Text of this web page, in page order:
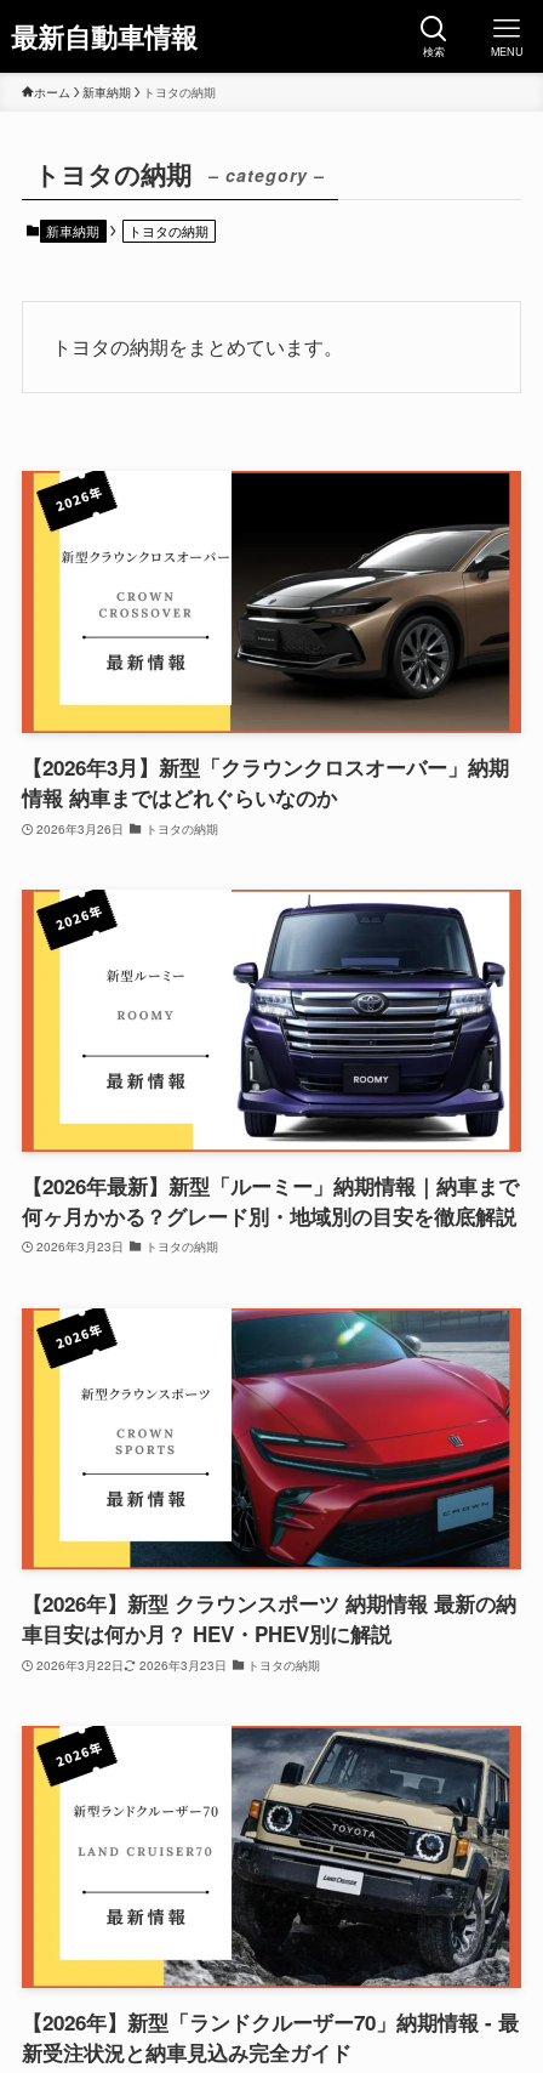
最新自動車情報 検索 MENU
ホーム 新車納期 トヨタの納期
トヨタの納期 – category –
新車納期 トヨタの納期
トヨタの納期をまとめています。
【2026年3月】新型「クラウンクロスオーバー」納期
情報 納車まではどれぐらいなのか
2026年3月26日 トヨタの納期
【2026年最新】新型「ルーミー」納期情報｜納車まで
何ヶ月かかる？グレード別・地域別の目安を徹底解説
2026年3月23日 トヨタの納期
【2026年】新型 クラウンスポーツ 納期情報 最新の納
車目安は何か月？ HEV・PHEV別に解説
2026年3月22日 2026年3月23日 トヨタの納期
【2026年】新型「ランドクルーザー70」納期情報 - 最
新受注状況と納車見込み完全ガイド